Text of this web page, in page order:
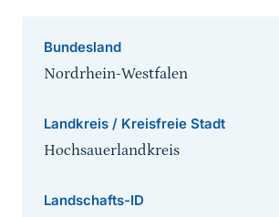
Bundesland
Nordrhein-Westfalen
Landkreis / Kreisfreie Stadt
Hochsauerlandkreis
Landschafts-ID